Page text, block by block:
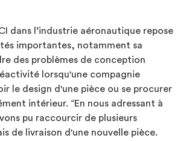
dans l’industrie aéronautique repose
importantes, notamment sa
des problèmes de conception
lorsqu'une compagnie
le design d'une pièce ou se procurer
intérieur. “En nous adressant à
pu raccourcir de plusieurs
de livraison d'une nouvelle pièce.